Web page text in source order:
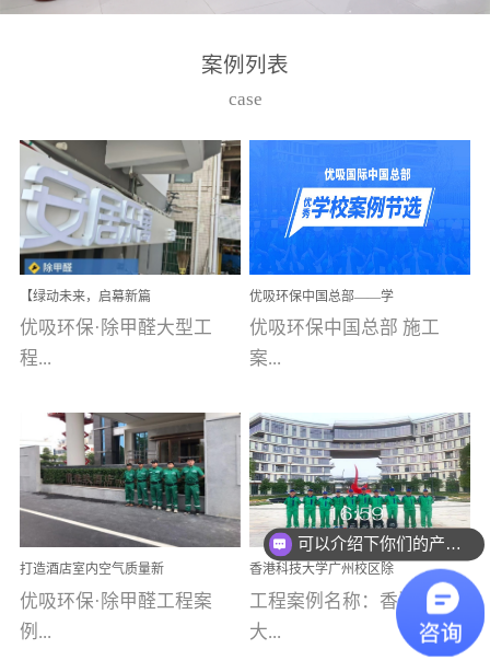
高技能的团队。汇聚了众
取得了多项产品技术专利
和多项国家版权局著作
权，获得高新技术企业称
号。生产优势自主生产自
给自足，优吸公司于2015
在广州番禺区成功建立产
品线生产基地，工厂拥有
自动化生产设备和成熟的
选择源头源材料、严控产
品质量，我们每一批的生
产产品都经过严格的质检
程序；生产车间为优吸总
部和全国分支机构生产光
触媒、净醛王、祛味剂等
优吸系列产品，保质保量
完成生产任务，确保全国
案例列表
case
【绿动未来，启幕新篇
章】优吸环保中标深圳安
居乐寓，超大型工装室内
空气治理项目顺利启航，
优吸环保·除甲醛大型工
程...
案例【深圳安居乐寓】室
内空气治理项目深圳安居
乐寓 深圳市安居乐寓
为深圳安居集团旗下城...
优吸环保中国总部——学
校施工案例(节选)
优吸环保中国总部 施工
案...
例(学校工装节选)广州南沙
小学(珠江湾校区)项目地
址：广州市南沙区海滨路
南沙珠江湾江门市蓬江区
禾...
打造酒店室内空气质量新
标杆——优吸环保·标杆之
作：东莞美豪雅致酒店室
内空气治理工程纪实
优吸环保·除甲醛工程案
例...
香港科技大学广州校区除
甲醛项目圆满完成
工程案例名称：香港科技
大...
可以介绍下你们的产品么